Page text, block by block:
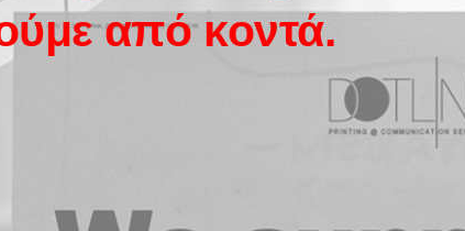
από κοντά.